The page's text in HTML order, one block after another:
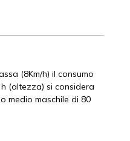
(8Km/h) il consumo
(altezza) si considera
medio maschile di 80